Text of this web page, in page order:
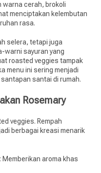
warna cerah, brokoli
menciptakan kelembutan
rasa.
selera, tetapi juga
warni sayuran yang
roasted veggies tampak
menu ini sering menjadi
santai di rumah.
Rosemary
veggies. Rempah
berbagai kreasi menarik
Memberikan aroma khas